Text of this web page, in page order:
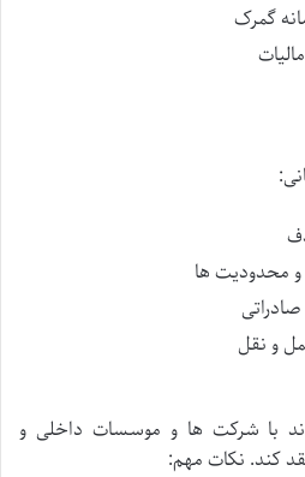
گمرک
و محدودیت ها
و نقل
با شرکت ها و موسسات داخلی و
کند. نکات مهم: